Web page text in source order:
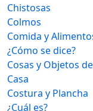
Chistosas
Colmos
Comida y
¿Cómo se dice?
Cosas y Objetos
Casa
Costura y Plancha
¿Cuál es?